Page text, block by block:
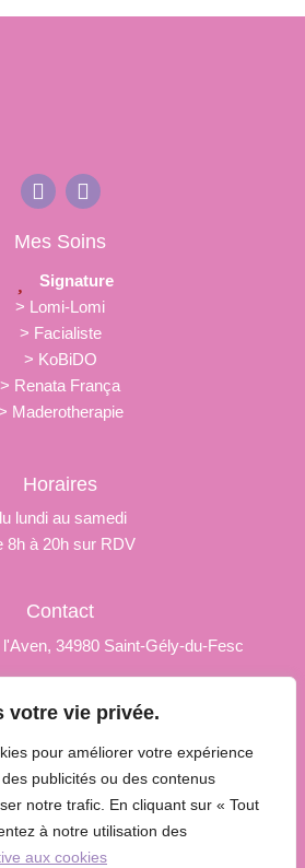
votre vie privée.
pour améliorer votre expérience
publicités ou des contenus
notre trafic. En cliquant sur « Tout
à notre utilisation des
aux cookies
Mes Soins
Signature
> Lomi-Lomi
> Facialiste
> KoBiDO
> Renata França
Maderotherapie
Horaires
lundi au samedi
8h à 20h sur RDV
Contact
l'Aven, 34980 Saint-Gély-du-Fesc
by Pauline • Tous
réservés